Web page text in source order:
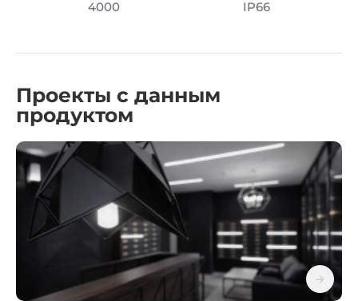
4000 IP66
Проекты с данным
продуктом